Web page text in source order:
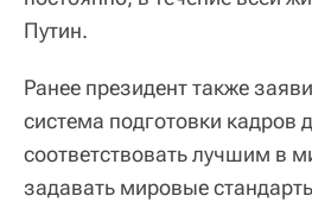
Путин.
Ранее президент также
система подготовки кадров
соответствовать лучшим в
задавать мировые